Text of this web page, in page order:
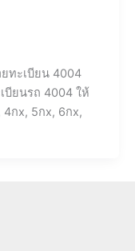
ทะเบียน 4004
บียนรถ 4004 ให้
4กx, 5กx, 6กx,